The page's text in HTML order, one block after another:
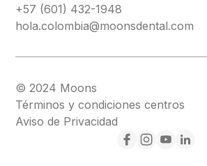
+57 (601) 432-1948
hola.colombia@moonsdental.com
© 2024 Moons
Términos y condiciones centros
Aviso de Privacidad